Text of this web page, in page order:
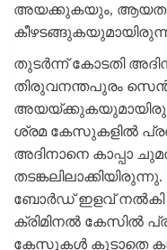
അയക്കുകയും,
തുടർന്ന് കോടതി
തിരുവനന്തപുരം
ശ്രമ കേസുകളിൽ
അദിനാനെ കാപ്പാ
ബോർഡ് ഇളവ് നൽകി
ക്രിമിനൽ കേസിൽ
കേസുകൾ കൂടാതെ